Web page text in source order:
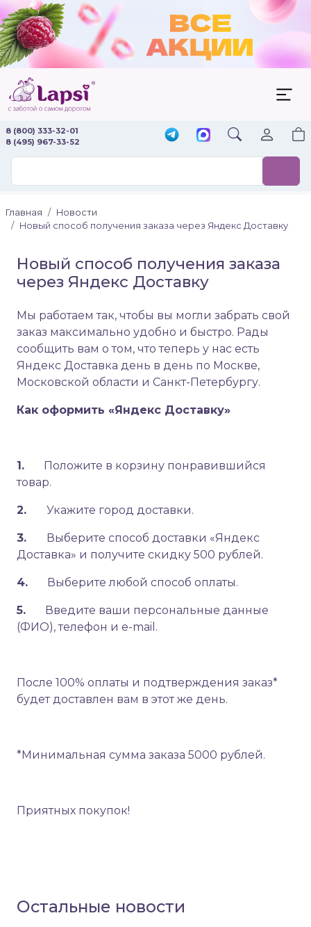
8 (800) 333-32-01
8 (495) 967-33-52
Главная
Новости
Новый способ получения заказа через Яндекс Доставку
Новый способ получения заказа
через Яндекс Доставку
Мы работаем так, чтобы вы могли забрать свой
заказ максимально удобно и быстро. Рады
сообщить вам о том, что теперь у нас есть
Яндекс Доставка день в день по Москве,
Московской области и Санкт-Петербургу.
Как оформить «Яндекс Доставку»
1. Положите в корзину понравившийся
товар.
2. Укажите город доставки.
3.
Выберите способ доставки «Яндекс
Доставка» и получите скидку 500 рублей.
4. Выберите любой способ оплаты.
5. Введите ваши персональные данные
(ФИО), телефон и e-mail.
После 100% оплаты и подтверждения заказ*
будет доставлен вам в этот же день.
*Минимальная сумма заказа 5000 рублей.
Приятных покупок!
Остальные новости